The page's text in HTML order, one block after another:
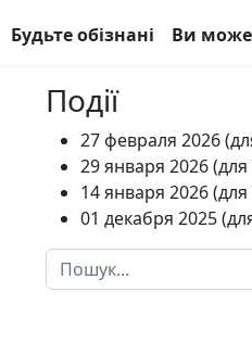
Будьте обізнані Ви
Події
27 февраля 2026
29 января 2026
14 января 2026
01 декабря 2025
Пошук